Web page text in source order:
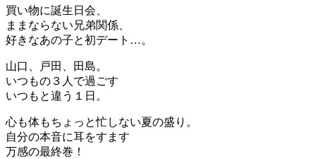
買い物に誕生日会、
ままならない兄弟関係、
好きなあの子と初デート…。
山口、戸田、田島。
いつもの３人で過ごす
いつもと違う１日。
心も体もちょっと忙しない夏の盛り。
自分の本音に耳をすます
万感の最終巻！